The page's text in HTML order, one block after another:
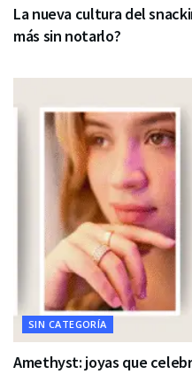
La nueva cultura del
más sin notarlo?
SIN CATEGORÍA
Amethyst: joyas que